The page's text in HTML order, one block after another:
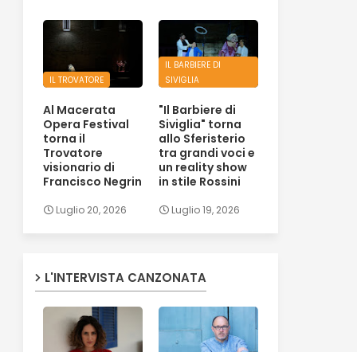
IL TROVATORE
Al Macerata
Opera Festival
torna il
Trovatore
visionario di
Francisco Negrin
Luglio 20, 2026
IL BARBIERE DI
SIVIGLIA
"Il Barbiere di
Siviglia" torna
allo Sferisterio
tra grandi voci e
un reality show
in stile Rossini
Luglio 19, 2026
L'INTERVISTA CANZONATA